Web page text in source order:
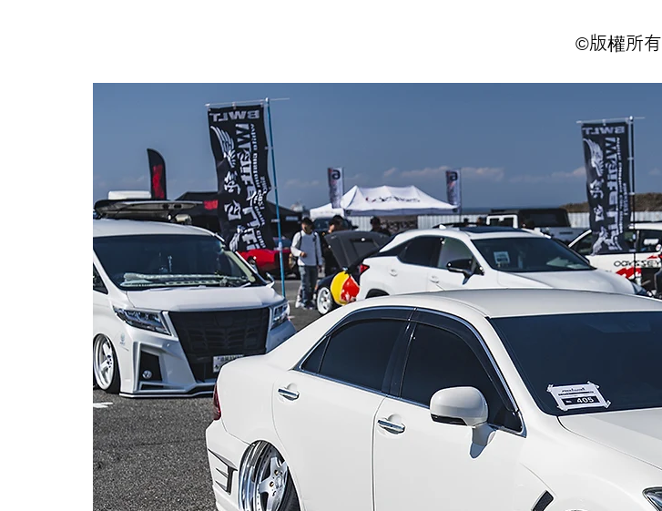
©版權所有